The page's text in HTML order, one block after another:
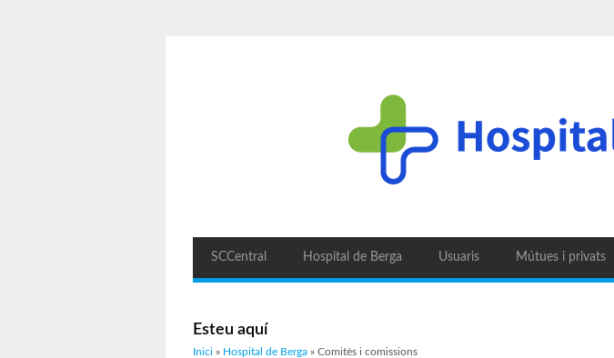
SCCentral Hospital de Berga Usuaris Mútues i privats
Esteu aquí
Inici » Hospital de Berga » Comitès i comissions